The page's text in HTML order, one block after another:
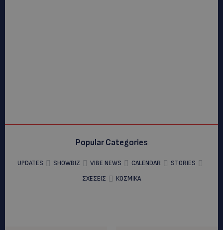
Popular Categories
UPDATES SHOWBIZ VIBE NEWS CALENDAR
STORIES
ΣΧΕΣΕΙΣ
ΚΟΣΜΙΚΑ